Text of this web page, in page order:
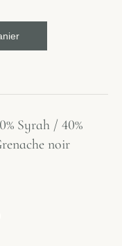
Syrah / 40%
noir